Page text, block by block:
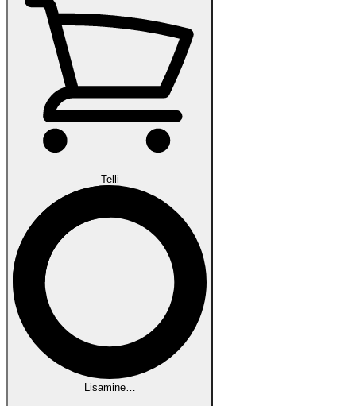
Telli
Lisamine…